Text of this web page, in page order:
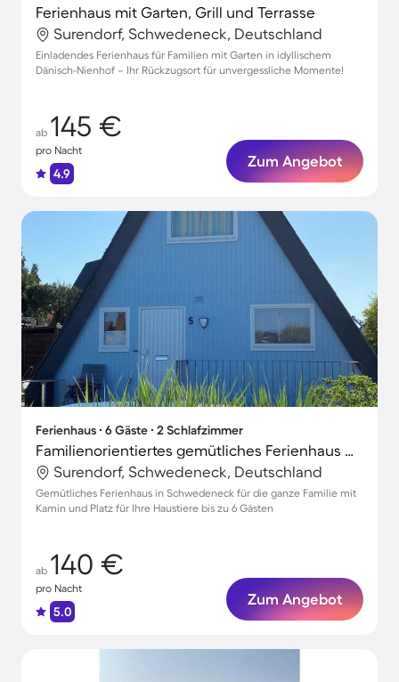
Ferienhaus mit Garten, Grill und Terrasse
Surendorf, Schwedeneck, Deutschland
Einladendes Ferienhaus für Familien mit Garten in idyllischem
Dänisch-Nienhof – Ihr Rückzugsort für unvergessliche Momente!
ab 145 €
pro Nacht
4.9
Zum Angebot
Ferienhaus ∙ 6 Gäste ∙ 2 Schlafzimmer
Familienorientiertes gemütliches Ferienhaus mit Grill und Terrasse | Naturblick | Perfekt für die Arbeit von Zuhause | Hunde erlaubt
Surendorf, Schwedeneck, Deutschland
Gemütliches Ferienhaus in Schwedeneck für die ganze Familie mit
Kamin und Platz für Ihre Haustiere bis zu 6 Gästen
ab 140 €
pro Nacht
5.0
Zum Angebot